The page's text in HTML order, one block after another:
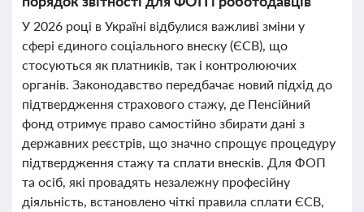
У 2026 році в Україні відбулися важливі зміни у
сфері єдиного соціального внеску (ЄСВ), що
стосуються як платників, так і контролюючих
органів. Законодавство передбачає новий підхід до
підтвердження страхового стажу, де Пенсійний
фонд отримує право самостійно збирати дані з
державних реєстрів, що значно спрощує процедуру
підтвердження стажу та сплати внесків. Для ФОП
та осіб, які провадять незалежну професійну
діяльність, встановлено чіткі правила сплати ЄСВ,